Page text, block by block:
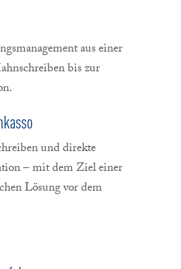
aus einer
bis zur
und direkte
– mit dem Ziel einer
Lösung vor dem